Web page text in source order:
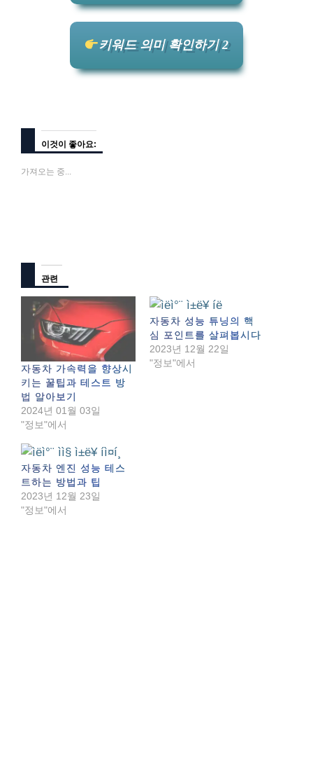
키워드 의미 확인하기 2
이것이 좋아요:
가져오는 중...
관련
자동차 가속력을 향상시
키는 꿀팁과 테스트 방
법 알아보기
2024년 01월 03일
"정보"에서
자동차 성능 튜닝의 핵
심 포인트를 살펴봅시다
2023년 12월 22일
"정보"에서
자동차 엔진 성능 테스
트하는 방법과 팁
2023년 12월 23일
"정보"에서